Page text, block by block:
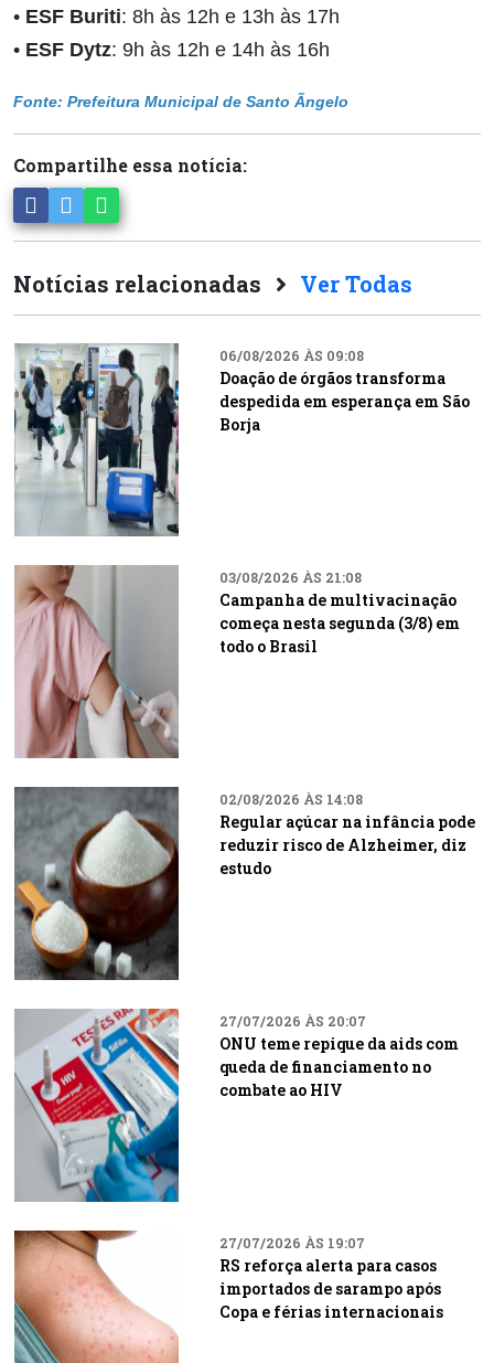
• ESF Buriti: 8h às 12h e 13h às 17h
• ESF Dytz: 9h às 12h e 14h às 16h
Fonte: Prefeitura Municipal de Santo Ãngelo
Compartilhe essa notícia:
Notícias relacionadas Ver Todas
06/08/2026 ÀS 09:08
Doação de órgãos transforma
despedida em esperança em São
Borja
03/08/2026 ÀS 21:08
Campanha de multivacinação
começa nesta segunda (3/8) em
todo o Brasil
02/08/2026 ÀS 14:08
Regular açúcar na infância pode
reduzir risco de Alzheimer, diz
estudo
27/07/2026 ÀS 20:07
ONU teme repique da aids com
queda de financiamento no
combate ao HIV
27/07/2026 ÀS 19:07
RS reforça alerta para casos
importados de sarampo após
Copa e férias internacionais